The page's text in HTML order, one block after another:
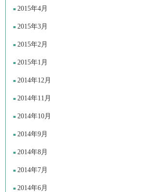
2015年4月
2015年3月
2015年2月
2015年1月
2014年12月
2014年11月
2014年10月
2014年9月
2014年8月
2014年7月
2014年6月